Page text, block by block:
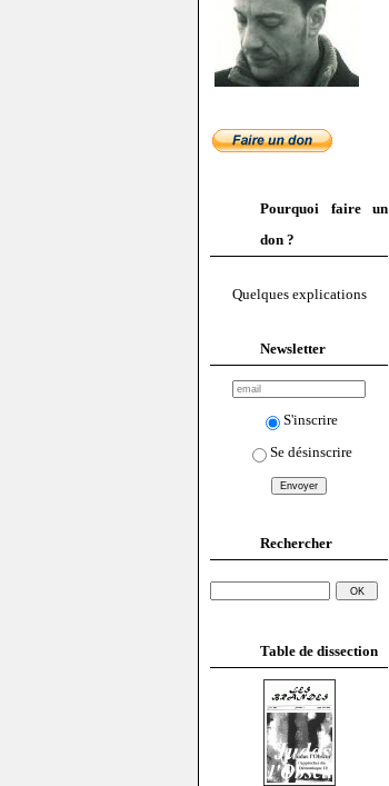
Pourquoi faire un
don ?
Quelques explications
Newsletter
S'inscrire
Se désinscrire
Rechercher
Table de dissection